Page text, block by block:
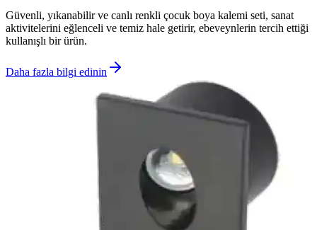
Güvenli, yıkanabilir ve canlı renkli çocuk boya kalemi seti, sanat
aktivitelerini eğlenceli ve temiz hale getirir, ebeveynlerin tercih ettiği
kullanışlı bir ürün.
Daha fazla bilgi edinin